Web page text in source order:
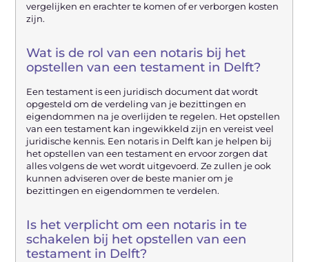
vergelijken en erachter te komen of er verborgen kosten
zijn.
Wat is de rol van een notaris bij het
opstellen van een testament in Delft?
Een testament is een juridisch document dat wordt
opgesteld om de verdeling van je bezittingen en
eigendommen na je overlijden te regelen. Het opstellen
van een testament kan ingewikkeld zijn en vereist veel
juridische kennis. Een notaris in Delft kan je helpen bij
het opstellen van een testament en ervoor zorgen dat
alles volgens de wet wordt uitgevoerd. Ze zullen je ook
kunnen adviseren over de beste manier om je
bezittingen en eigendommen te verdelen.
Is het verplicht om een notaris in te
schakelen bij het opstellen van een
testament in Delft?